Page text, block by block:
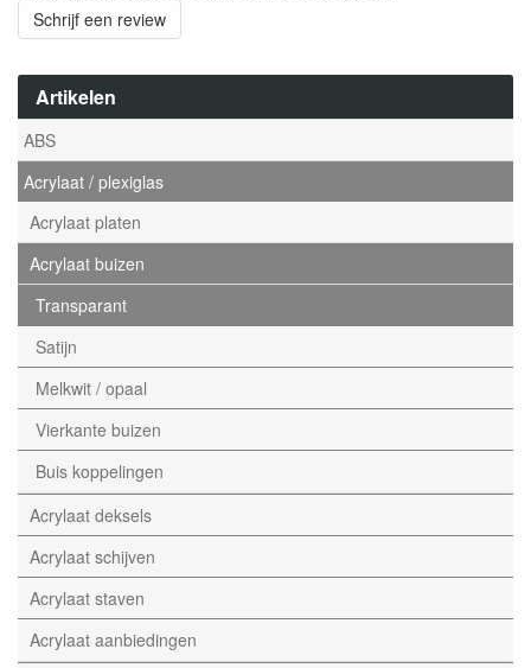
Artikelen
ABS
Acrylaat / plexiglas
Acrylaat platen
Acrylaat buizen
Transparant
Satijn
Melkwit / opaal
Vierkante buizen
Buis koppelingen
Acrylaat deksels
Acrylaat schijven
Acrylaat staven
Acrylaat aanbiedingen
Schrijf een review